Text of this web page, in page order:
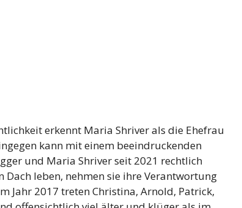
erkennt Maria Shriver als die Ehefrau
kann mit einem beeindruckenden
und Maria Shriver seit 2021 rechtlich
leben, nehmen sie ihre Verantwortung
Jahr 2017 treten Christina, Arnold, Patrick,